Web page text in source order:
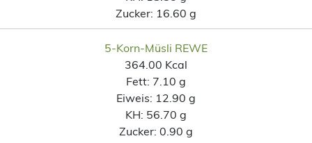
Zucker: 16.60 g
5-Korn-Müsli REWE
364.00 Kcal
Fett: 7.10 g
Eiweis: 12.90 g
KH: 56.70 g
Zucker: 0.90 g